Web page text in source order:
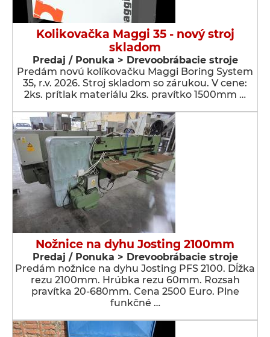
Kolikovačka Maggi 35 - nový stroj
skladom
Predaj / Ponuka > Drevoobrábacie stroje
Predám novú kolíkovačku Maggi Boring System
35, r.v. 2026. Stroj skladom so zárukou. V cene:
2ks. prítlak materiálu 2ks. pravítko 1500mm …
Nožnice na dyhu Josting 2100mm
Predaj / Ponuka > Drevoobrábacie stroje
Predám nožnice na dyhu Josting PFS 2100. Dĺžka
rezu 2100mm. Hrúbka rezu 60mm. Rozsah
pravítka 20-680mm. Cena 2500 Euro. Plne
funkčné …